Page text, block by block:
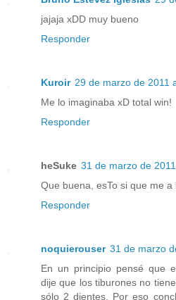
jajaja xDD muy bueno
Responder
Kuroir 29 de marzo de 2011
Me lo imaginaba xD total win!
Responder
heSuke 31 de marzo de
Que buena, esTo si que me a
Responder
noquierouser 31 de marzo
En un principio pensé que
dije que los tiburones no
sólo 2 dientes. Por eso